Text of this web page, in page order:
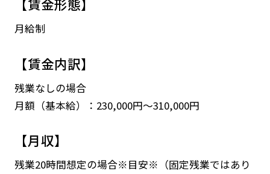
【賃金形態】
月給制
【賃金内訳】
残業なしの場合
月額（基本給）：230,000円～310,000円
【月収】
残業20時間想定の場合※目安※（固定残業ではあり